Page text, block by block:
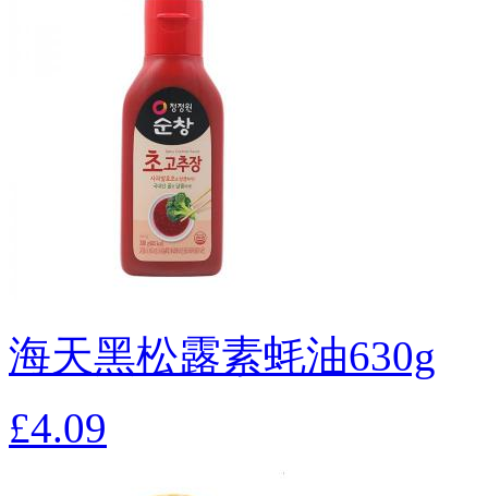
海天黑松露素蚝油630g
£4.09